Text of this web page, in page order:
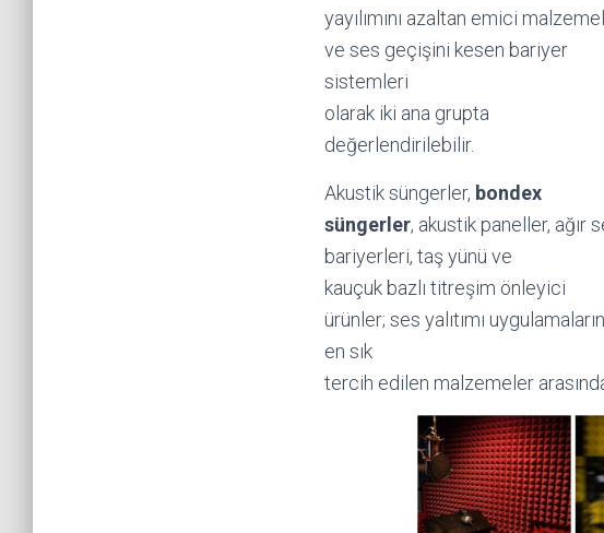
yayılımını azaltan emici
ve ses geçişini kesen bariyer
sistemleri
olarak iki ana grupta
değerlendirilebilir.
Akustik süngerler, bondex
süngerler, akustik paneller, ağır
bariyerleri, taş yünü ve
kauçuk bazlı titreşim önleyici
ürünler; ses yalıtımı
en sık
tercih edilen malzemeler